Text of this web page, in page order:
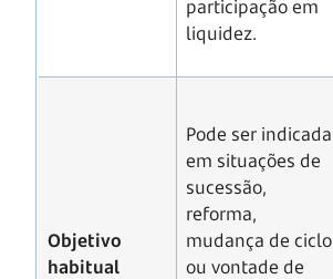
participação em
liquidez.
Objetivo
habitual
Pode ser indicada
em situações de
sucessão,
reforma,
mudança de ciclo
ou vontade de